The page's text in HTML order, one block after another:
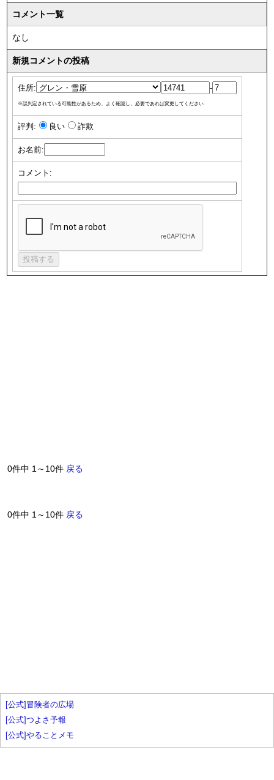
コメント一覧
なし
新規コメントの投稿
住所: -
※誤判定されている可能性があるため、よく確認し、必要であれば変更してください
評判: 良い 詐欺
お名前:
コメント:
0件中 1～10件 戻る
0件中 1～10件 戻る
[公式]冒険者の広場
[公式]つよさ予報
[公式]やることメモ